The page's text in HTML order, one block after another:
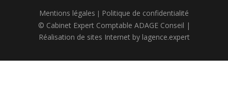
Mentions légales | Politique de confidentialité
© Cabinet Expert Comptable ADAGE Conseil |
Réalisation de sites Internet by lagence.expert